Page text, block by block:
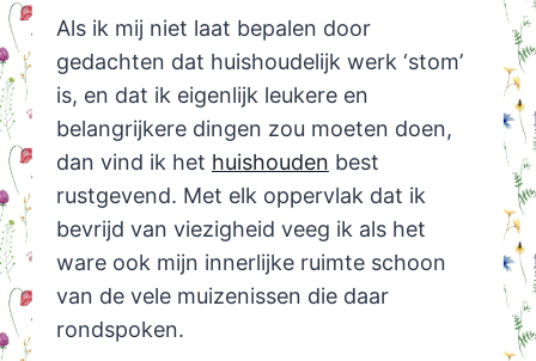
Als ik mij niet laat bepalen door
gedachten dat huishoudelijk werk ‘stom’
is, en dat ik eigenlijk leukere en
belangrijkere dingen zou moeten doen,
dan vind ik het huishouden best
rustgevend. Met elk oppervlak dat ik
bevrijd van viezigheid veeg ik als het
ware ook mijn innerlijke ruimte schoon
van de vele muizenissen die daar
rondspoken.